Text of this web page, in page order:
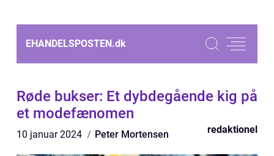
EHANDELSPOSTEN.dk
Røde bukser: Et dybdegående kig på
et modefænomen
10 januar 2024 Peter Mortensen redaktionel